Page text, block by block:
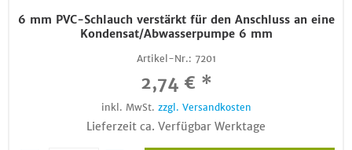
6 mm PVC-Schlauch verstärkt für den Anschluss an eine
Kondensat/Abwasserpumpe 6 mm
Artikel-Nr.: 7201
2,74 € *
inkl. MwSt. zzgl. Versandkosten
Lieferzeit ca. Verfügbar Werktage